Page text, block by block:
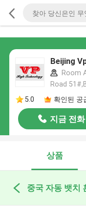
Beijing
Room
Road
5.0
확인된 공
지금 전화
상품
중국 자동 뱃치